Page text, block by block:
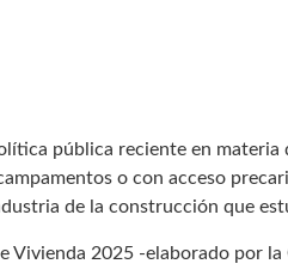
pública reciente en materia
o con acceso
de la construcción que
Vivienda 2025 -elaborado por